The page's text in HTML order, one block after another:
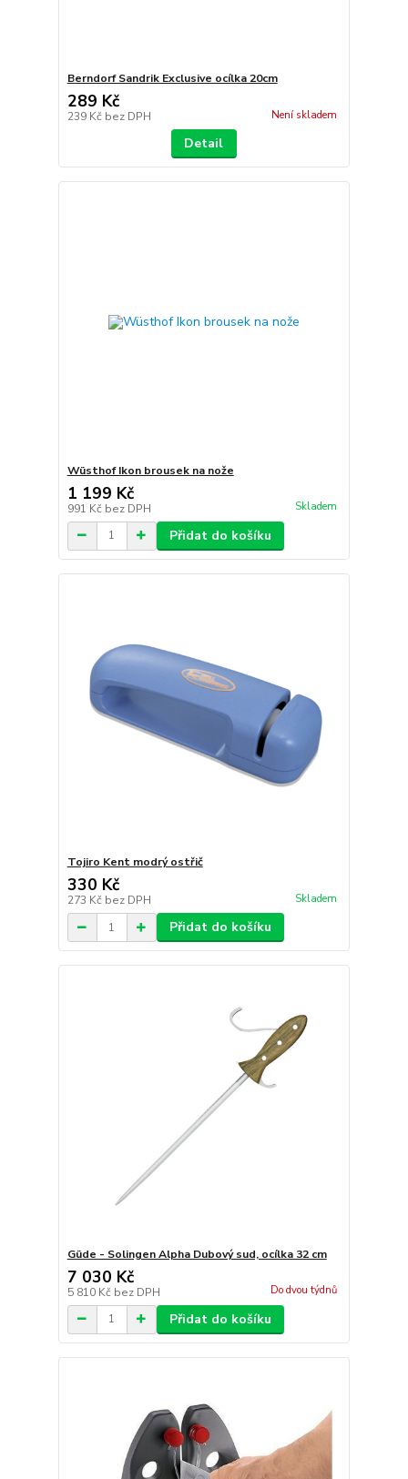
Berndorf Sandrik Exclusive ocílka 20cm
289 Kč
239 Kč bez DPH Není skladem
Detail
Wüsthof Ikon brousek na nože
1 199 Kč
991 Kč bez DPH Skladem
Přidat do košíku
Tojiro Kent modrý ostřič
330 Kč
273 Kč bez DPH Skladem
Přidat do košíku
Güde - Solingen Alpha Dubový sud, ocílka 32 cm
7 030 Kč
5 810 Kč bez DPH Do dvou týdnů
Přidat do košíku